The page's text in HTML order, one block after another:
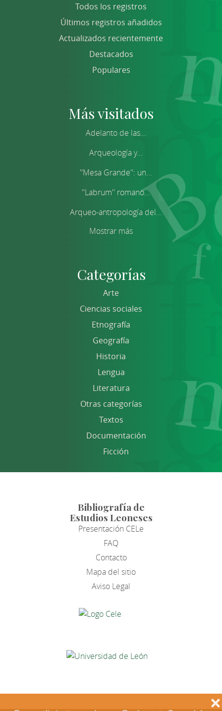
❌
Todos los registros
Últimos registros añadidos
Actualizados recientemente
Destacados
Populares
Más visitados
Adelanto de las...
Arqueología y...
''Mesa Grande'': un...
''Labrum'' romano...
Arqueo-antropología del...
Mostrar más
Categorías
Arte
Ciencias sociales
Etnografía
Geografía
Historia
Lengua
Literatura
Otras categorías
Textos
Documentación
Ficción
Bibliografía de
Estudios Leoneses
Presentación CELe
FAQ
Contacto
Mapa del sitio
Aviso Legal